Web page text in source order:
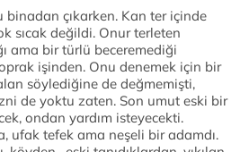
çıkarken. Kan ter içinde
sıcak değildi. Onur terleten
ama bir türlü beceremediği
işinden. Onu denemek için bir
söylediğine de değmemişti,
de yoktu zaten. Son umut eski bir
ondan yardım isteyecekti.
ufak tefek ama neşeli bir adamdı.